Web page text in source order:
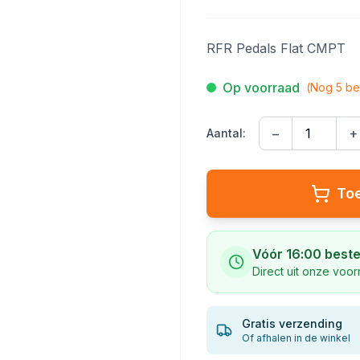
RFR Pedals Flat CMPT
Op voorraad (Nog 5
Aantal: − +
Vóór 16:00
Direct uit onze
Gratis verzending
Of afhalen in de winkel